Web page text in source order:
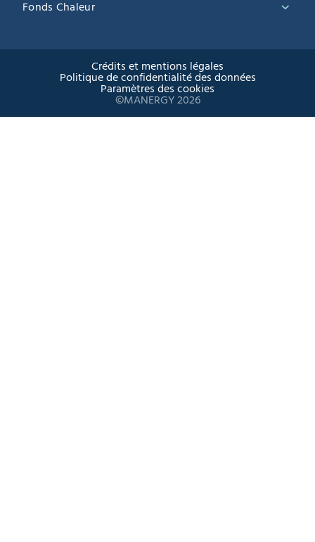
Fonds Chaleur
Crédits et mentions légales
Politique de confidentialité des données
Paramètres des cookies
©MANERGY 2026